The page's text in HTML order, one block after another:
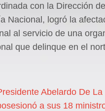
con la Dirección de
Nacional, logró la
al servicio de una
que delinque en el
Abelardo De
a sus 18